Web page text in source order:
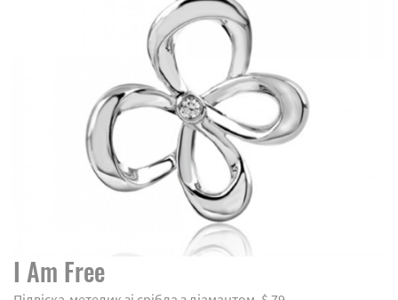
I Am Free